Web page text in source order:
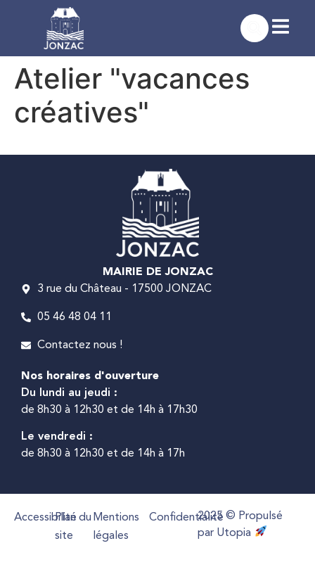
Atelier "vacances
créatives"
MAIRIE DE JONZAC
3 rue du Château - 17500 JONZAC
05 46 48 04 11
Contactez nous !
Nos horaires d'ouverture
Du lundi au jeudi :
de 8h30 à 12h30 et de 14h à 17h30
Le vendredi :
de 8h30 à 12h30 et de 14h à 17h
Accessibilité
Plan du
site
Mentions
légales
Confidentialité2025 © Propulsé
par Utopia